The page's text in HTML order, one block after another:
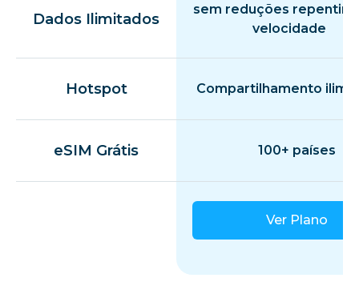
Dados Ilimitados
sem reduções
velocidade
Hotspot Compartilhamento
eSIM Grátis 100+ países
Ver Plano